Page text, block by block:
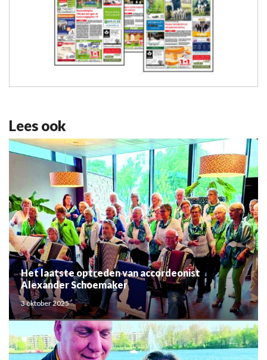
Lees ook
Het laatste optreden van accordeonist
Alexander Schoemaker
3 oktober 2025